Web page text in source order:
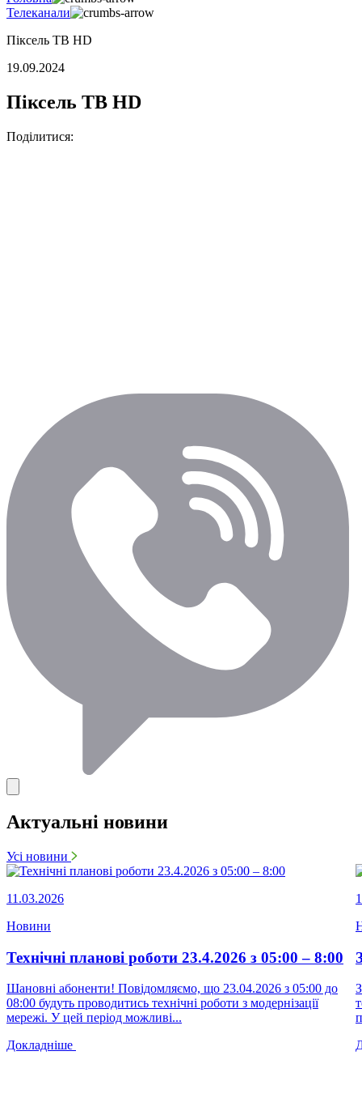
Телеканали
Піксель ТВ HD
19.09.2024
Піксель ТВ HD
Поділитися:
Актуальні новини
Усі новини
11.03.2026
Новини
Технічні планові роботи 23.4.2026 з 05:00 – 8:00
Шановні абоненти! Повідомляємо, що 23.04.2026 з 05:00 до
08:00 будуть проводитись технічні роботи з модернізації
мережі. У цей період можливі...
Докладніше